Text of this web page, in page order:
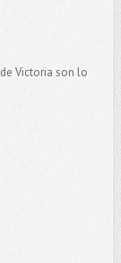
Victoria son lo